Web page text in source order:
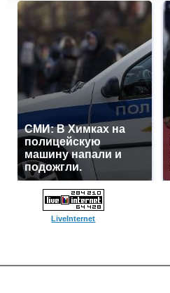
СМИ: В Химках на
полицейскую
машину напали и
подожгли.
LiveInternet